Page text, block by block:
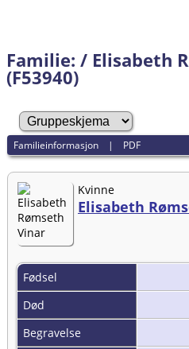
Familie: / Elisabeth
(F53940)
Familieinformasjon | PDF
Kvinne
Elisabeth
Fødsel
Død
Begravelse